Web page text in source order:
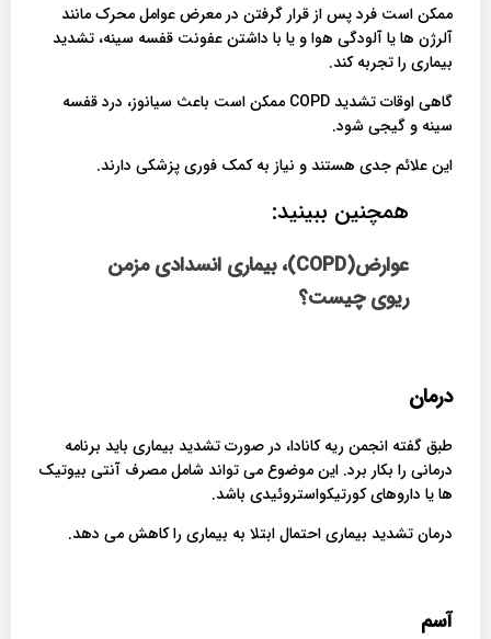
ممکن است فرد پس از قرار گرفتن در معرض عوامل محرک مانند
آلرژن ها یا آلودگی هوا و یا با داشتن عفونت قفسه سینه، تشدید
بیماری را تجربه کند.
گاهی اوقات تشدید COPD ممکن است باعث سیانوز، درد قفسه
سینه و گیجی شود.
این علائم جدی هستند و نیاز به کمک فوری پزشکی دارند.
همچنین ببینید:
عوارض(COPD)، بیماری انسدادی مزمن
ریوی چیست؟
درمان
طبق گفته انجمن ریه کانادا، در صورت تشدید بیماری باید برنامه
درمانی را بکار برد. این موضوع می تواند شامل مصرف آنتی بیوتیک
ها یا داروهای کورتیکواستروئیدی باشد.
درمان تشدید بیماری احتمال ابتلا به بیماری را کاهش می دهد.
آسم